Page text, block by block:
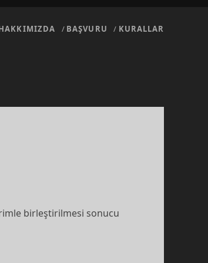
BAŞVURU KURALLAR
birleştirilmesi sonucu